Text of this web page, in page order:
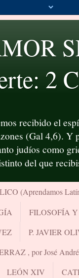
2
recibido el
(Gal 4,6). Y
judíos como
del que
(Aprendamos
FILOSOFÍA
P. JAVIER
, por José
LEÓN XIV